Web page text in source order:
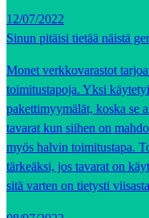
12/07/2022
Sinun pitäisi tietää näistä
Monet verkkovarastot
toimitustapoja. Yksi
pakettimyymälät, koska se
tavarat kun siihen on
myös halvin toimitustapa.
tärkeäksi, jos tavarat on
sitä varten on tietysti